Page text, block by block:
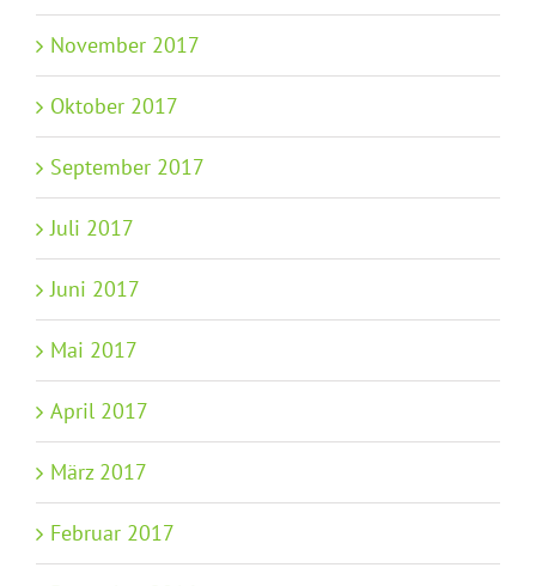
November 2017
Oktober 2017
September 2017
Juli 2017
Juni 2017
Mai 2017
April 2017
März 2017
Februar 2017